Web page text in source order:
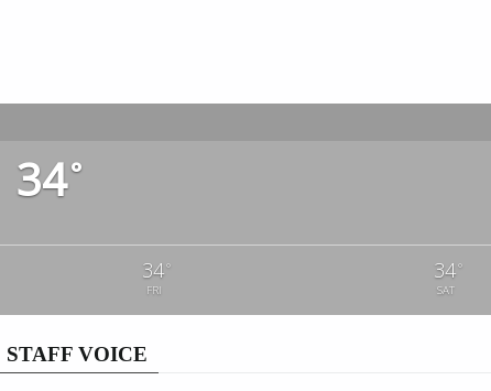
34°
34°
FRI
34°
SAT
STAFF VOICE